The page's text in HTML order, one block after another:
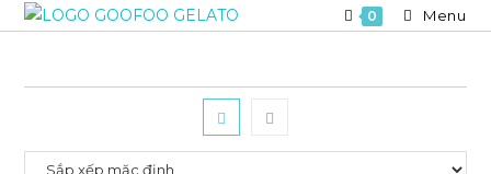
Skip
0 Menu